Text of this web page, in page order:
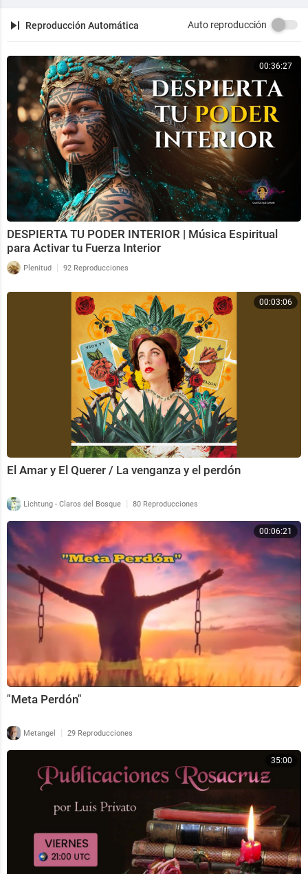
Reproducción Automática Auto reproducción
00:36:27
DESPIERTA TU PODER INTERIOR | Música Espiritual
para Activar tu Fuerza Interior
Plenitud | 92 Reproducciones
00:03:06
El Amar y El Querer / La venganza y el perdón
Lichtung - Claros del Bosque | 80 Reproducciones
00:06:21
"Meta Perdón"
Metangel | 29 Reproducciones
35:00